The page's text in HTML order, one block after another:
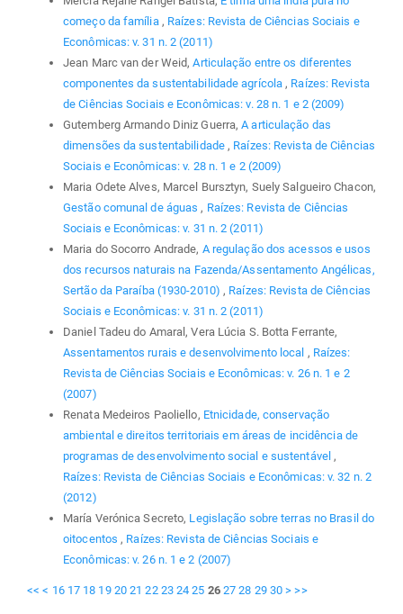
começo da família , Raízes: Revista de Ciências Sociais e
Econômicas: v. 31 n. 2 (2011)
Jean Marc van der Weid,Articulação entre os diferentes
componentes da sustentabilidade agrícola , Raízes: Revista
de Ciências Sociais e Econômicas: v. 28 n. 1 e 2 (2009)
Gutemberg Armando Diniz Guerra,A articulação das
dimensões da sustentabilidade , Raízes: Revista de Ciências
Sociais e Econômicas: v. 28 n. 1 e 2 (2009)
Maria Odete Alves, Marcel Bursztyn, Suely Salgueiro Chacon,
Gestão comunal de águas , Raízes: Revista de Ciências
Sociais e Econômicas: v. 31 n. 2 (2011)
Maria do Socorro Andrade, A regulação dos acessos e usos
dos recursos naturais na Fazenda/Assentamento Angélicas,
Sertão da Paraíba (1930-2010) , Raízes: Revista de Ciências
Sociais e Econômicas: v. 31 n. 2 (2011)
Daniel Tadeu do Amaral, Vera Lúcia S. Botta Ferrante,
Assentamentos rurais e desenvolvimento local , Raízes:
Revista de Ciências Sociais e Econômicas: v. 26 n. 1 e 2
(2007)
Renata Medeiros Paoliello, Etnicidade, conservação
ambiental e direitos territoriais em áreas de incidência de
programas de desenvolvimento social e sustentável ,
Raízes: Revista de Ciências Sociais e Econômicas: v. 32 n. 2
(2012)
María Verónica Secreto, Legislação sobre terras no Brasil do
oitocentos , Raízes: Revista de Ciências Sociais e
Econômicas: v. 26 n. 1 e 2 (2007)
<< < 16 17 18 19 20 21 22 23 24 25 26 27 28 29 30 > >>